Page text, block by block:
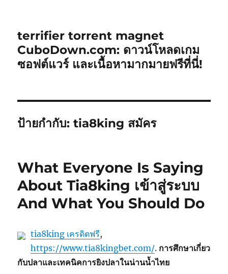
terrifier torrent magnet
CuboDown.com: ดาวน์โหลดเกม
ซอฟต์แวร์ และเนื้อหามากมายฟรีที่นี่!
ป้ายกำกับ:tia8king สมัคร
What Everyone Is Saying
About Tia8king เข้าสู่ระบบ
And What You Should Do
tia8king เครดิตฟรี,
https://www.tia8kingbet.com/. การศึกษาเกี่ยว
กับปลาและเทคนิคการยิงปลาในน่านน้ำไทย